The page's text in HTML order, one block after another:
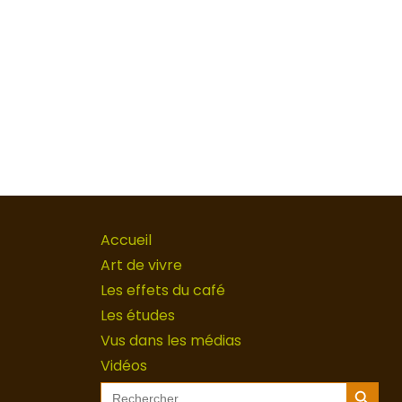
Accueil
Art de vivre
Les effets du café
Les études
Vus dans les médias
Vidéos
Search
Search Button